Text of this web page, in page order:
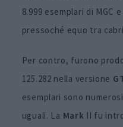
8.999 esemplari di MGC
pressoché equo tra
Per contro, furono
125.282 nella versione
esemplari sono
uguali. La Mark II fu